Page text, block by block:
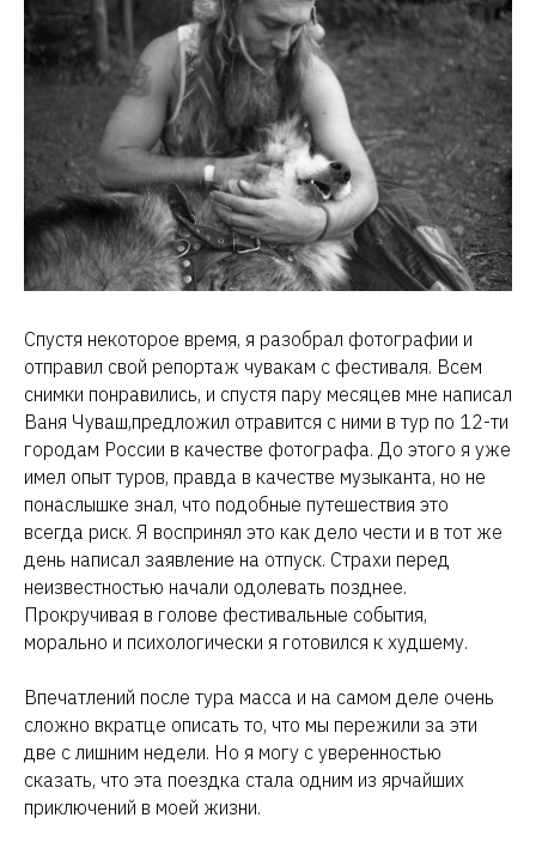
Спустя некоторое время, я разобрал фотографии и
отправил свой репортаж чувакам с фестиваля. Всем
снимки понравились, и спустя пару месяцев мне написал
Ваня Чуваш,предложил отравится с ними в тур по 12-ти
городам России в качестве фотографа. До этого я уже
имел опыт туров, правда в качестве музыканта, но не
понаслышке знал, что подобные путешествия это
всегда риск. Я воспринял это как дело чести и в тот же
день написал заявление на отпуск. Страхи перед
неизвестностью начали одолевать позднее.
Прокручивая в голове фестивальные события,
морально и психологически я готовился к худшему.
Впечатлений после тура масса и на самом деле очень
сложно вкратце описать то, что мы пережили за эти
две с лишним недели. Но я могу с уверенностью
сказать, что эта поездка стала одним из ярчайших
приключений в моей жизни.